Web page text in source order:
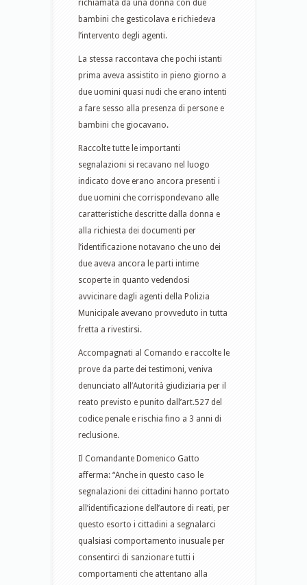
richiamata da una donna con due
bambini che gesticolava e richiedeva
l’intervento degli agenti.
La stessa raccontava che pochi istanti
prima aveva assistito in pieno giorno a
due uomini quasi nudi che erano intenti
a fare sesso alla presenza di persone e
bambini che giocavano.
Raccolte tutte le importanti
segnalazioni si recavano nel luogo
indicato dove erano ancora presenti i
due uomini che corrispondevano alle
caratteristiche descritte dalla donna e
alla richiesta dei documenti per
l’identificazione notavano che uno dei
due aveva ancora le parti intime
scoperte in quanto vedendosi
avvicinare dagli agenti della Polizia
Municipale avevano provveduto in tutta
fretta a rivestirsi.
Accompagnati al Comando e raccolte le
prove da parte dei testimoni, veniva
denunciato all’Autorità giudiziaria per il
reato previsto e punito dall’art.527 del
codice penale e rischia fino a 3 anni di
reclusione.
Il Comandante Domenico Gatto
afferma: “Anche in questo caso le
segnalazioni dei cittadini hanno portato
all’identificazione dell’autore di reati, per
questo esorto i cittadini a segnalarci
qualsiasi comportamento inusuale per
consentirci di sanzionare tutti i
comportamenti che attentano alla